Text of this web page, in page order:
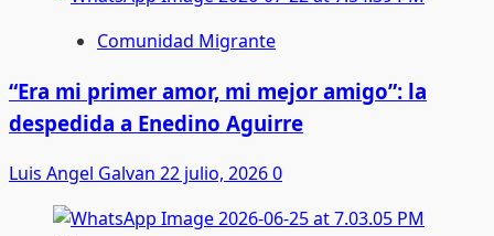
Comunidad Migrante
“Era mi primer amor, mi mejor amigo”: la
despedida a Enedino Aguirre
Luis Angel Galvan 22 julio, 20260